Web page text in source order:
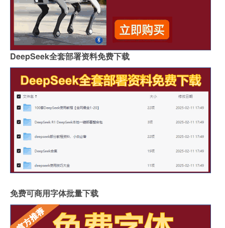
DeepSeek全套部署资料免费下载
免费可商用字体批量下载